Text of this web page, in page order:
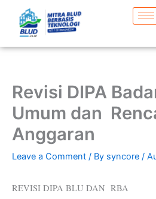
content
Revisi DIPA
Umum dan
Anggaran
Leave a Comment / By syncore /
REVISI DIPA BLU DAN RBA
h